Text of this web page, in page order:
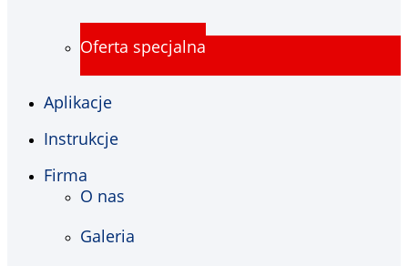
Oferta specjalna
Aplikacje
Instrukcje
Firma
O nas
Galeria